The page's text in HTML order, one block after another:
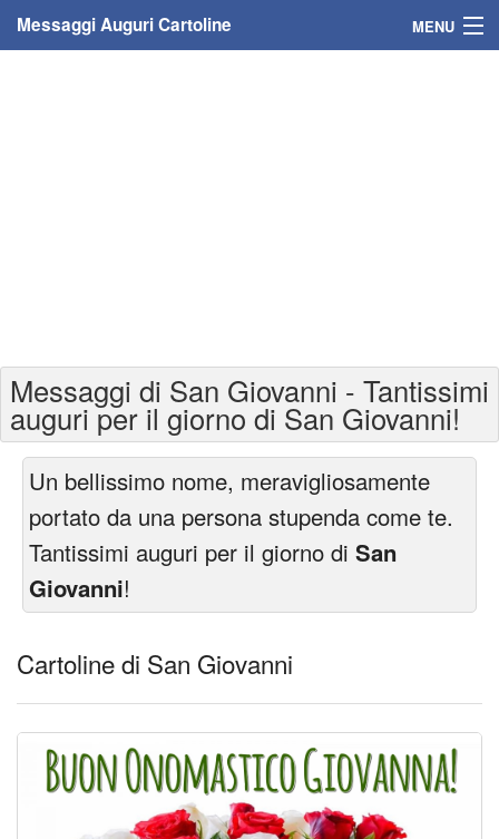
Messaggi Auguri Cartoline MENU
Cartoline auguri anni
Cartoline giorni anno
Cartoline giorni settimana
Cartoline musicali
Cartoline animate
Accedi
Messaggi di San Giovanni - Tantissimi
auguri per il giorno di San Giovanni!
Un bellissimo nome, meravigliosamente
portato da una persona stupenda come te.
Tantissimi auguri per il giorno di San
Giovanni!
Cartoline di San Giovanni